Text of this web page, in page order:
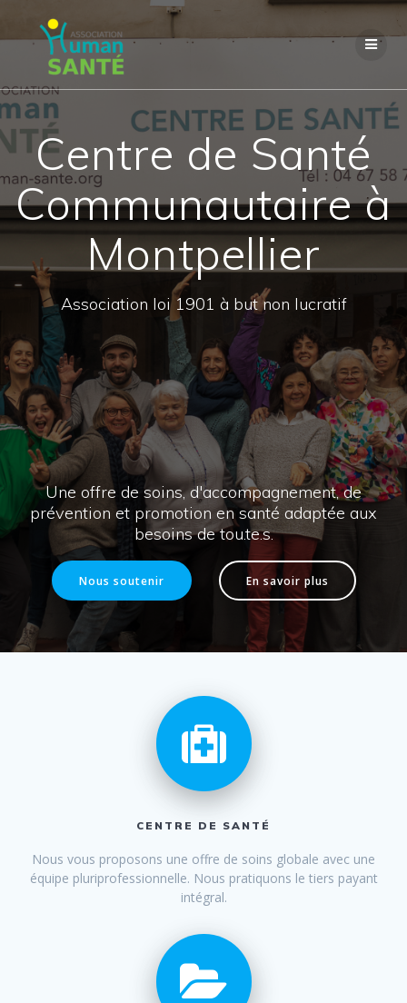
contenu
Centre de Santé
Communautaire à
Montpellier
Association loi 1901 à but non lucratif
Une offre de soins, d'accompagnement, de
prévention et promotion en santé adaptée aux
besoins de tou.te.s.
Nous soutenir En savoir plus
CENTRE DE SANTÉ
Nous vous proposons une offre de soins globale avec une
équipe pluriprofessionnelle. Nous pratiquons le tiers payant
intégral.